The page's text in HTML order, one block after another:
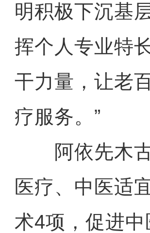
明积极下沉基
挥个人专业特
干力量，让老
疗服务。”
阿依先木古
医疗、中医适
术4项，促进